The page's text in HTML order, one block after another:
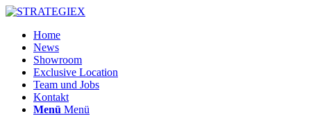
Home
News
Showroom
Exclusive Location
Team und Jobs
Kontakt
Menü Menü